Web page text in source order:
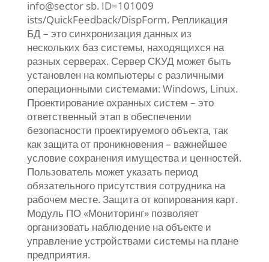
info@sector sb. ID=101009
ists/QuickFeedback/DispForm. Репликация
БД – это синхронизация данных из
нескольких баз системы, находящихся на
разных серверах. Сервер СКУД может быть
установлен на компьютеры с различными
операционными системами: Windows, Linux.
Проектирование охранных систем – это
ответственный этап в обеспечении
безопасности проектируемого объекта, так
как защита от проникновения – важнейшее
условие сохранения имущества и ценностей.
Пользователь может указать период
обязательного присутствия сотрудника на
рабочем месте. Защита от копирования карт.
Модуль ПО «Мониторинг» позволяет
организовать наблюдение на объекте и
управление устройствами системы на плане
предприятия.